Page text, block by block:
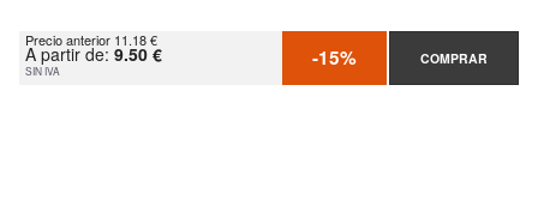
Precio anterior 11.18 €
A partir de: 9.50 €
SIN IVA -15% COMPRAR